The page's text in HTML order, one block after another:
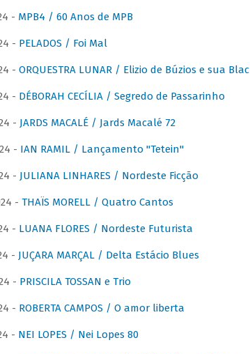
- MPB4 / 60 Anos de MPB
- PELADOS / Foi Mal
- ORQUESTRA LUNAR / Elizio de Búzios e sua
- DÉBORAH CECÍLIA / Segredo de Passarinho
- JARDS MACALÉ / Jards Macalé 72
- IAN RAMIL / Lançamento "Tetein"
- JULIANA LINHARES / Nordeste Ficção
- THAÏS MORELL / Quatro Cantos
- LUANA FLORES / Nordeste Futurista
- JUÇARA MARÇAL / Delta Estácio Blues
- PRISCILA TOSSAN e Trio
- ROBERTA CAMPOS / O amor liberta
- NEI LOPES / Nei Lopes 80